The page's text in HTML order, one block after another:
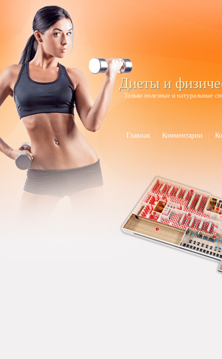
Диеты и
Только полезные и натуральные
Главная Комментарии